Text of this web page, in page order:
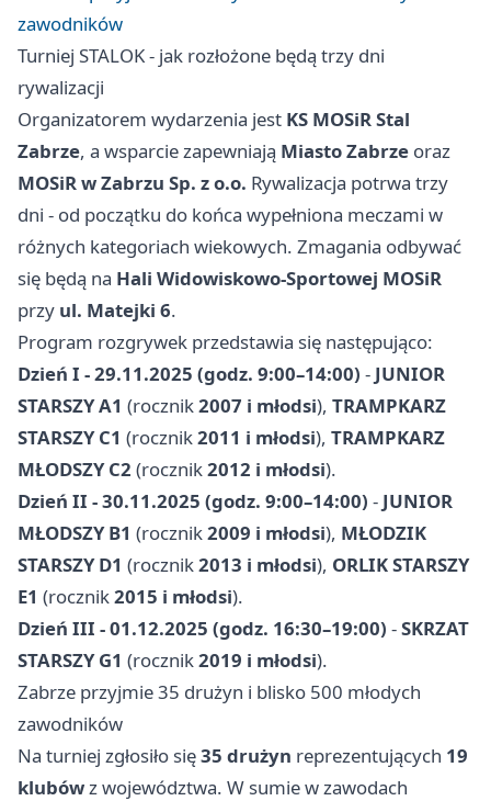
zawodników
Turniej STALOK - jak rozłożone będą trzy dni
rywalizacji
Organizatorem wydarzenia jest KS MOSiR Stal
Zabrze, a wsparcie zapewniają Miasto Zabrze oraz
MOSiR w Zabrzu Sp. z o.o. Rywalizacja potrwa trzy
dni - od początku do końca wypełniona meczami w
różnych kategoriach wiekowych. Zmagania odbywać
się będą na Hali Widowiskowo-Sportowej MOSiR
przy ul. Matejki 6.
Program rozgrywek przedstawia się następująco:
Dzień I - 29.11.2025 (godz. 9:00–14:00) - JUNIOR
STARSZY A1 (rocznik2007 i młodsi), TRAMPKARZ
STARSZY C1 (rocznik2011 i młodsi), TRAMPKARZ
MŁODSZY C2 (rocznik2012 i młodsi).
Dzień II - 30.11.2025 (godz. 9:00–14:00) - JUNIOR
MŁODSZY B1 (rocznik2009 i młodsi), MŁODZIK
STARSZY D1 (rocznik2013 i młodsi), ORLIK STARSZY
E1 (rocznik2015 i młodsi).
Dzień III - 01.12.2025 (godz. 16:30–19:00) -SKRZAT
STARSZY G1 (rocznik2019 i młodsi).
Zabrze przyjmie 35 drużyn i blisko 500 młodych
zawodników
Na turniej zgłosiło się35 drużyn reprezentujących 19
klubówz województwa. W sumie w zawodach